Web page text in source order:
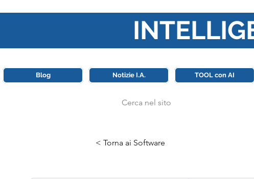
Blog Notizie I.A. TOOL con AI
< Torna ai Software